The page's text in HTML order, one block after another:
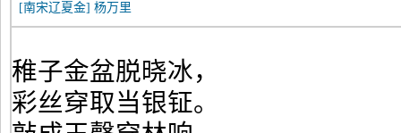
[南宋辽夏金] 杨万里
稚子金盆脱晓冰，
彩丝穿取当银钲。